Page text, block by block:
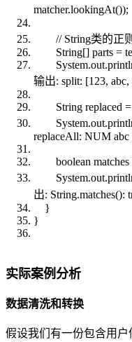
// String类的正
String[] parts =
输出: split: [123, abc,
String replaced =
replaceAll: NUM
boolean matches
出: String.matches():
}
}
实际案例分析
数据清洗和转换
假设我们有一份包含用